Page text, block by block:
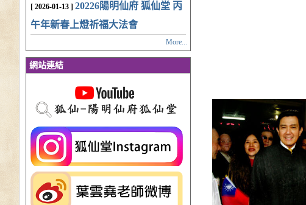
[ 2026-01-13 ] 20226陽明仙府 狐仙堂 丙
午年新春上燈祈福大法會
More...
網站連結